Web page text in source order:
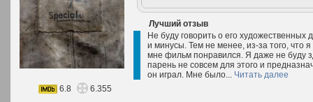
Лучший отзыв
Не буду говорить о его
и минусы. Тем не менее, из-за того, что
мне фильм понравился. Я даже не буду
парень не совсем для этого и
он играл. Мне было... Читать далее
6.8
6.355